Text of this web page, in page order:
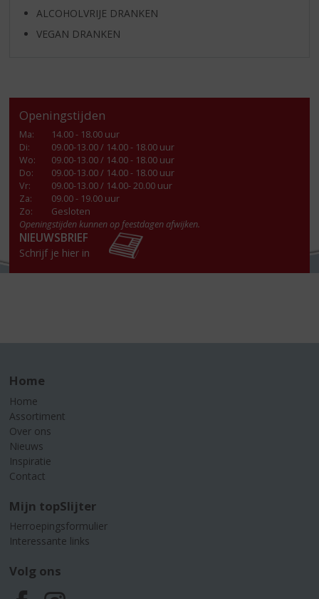
ALCOHOLVRIJE DRANKEN
VEGAN DRANKEN
Openingstijden
Ma:
14.00 - 18.00 uur
Di:
09.00-13.00 / 14.00 - 18.00 uur
Wo:
09.00-13.00 / 14.00 - 18.00 uur
Do:
09.00-13.00 / 14.00 - 18.00 uur
Vr:
09.00-13.00 / 14.00- 20.00 uur
Za:
09.00 - 19.00 uur
Zo:
Gesloten
Openingstijden kunnen op feestdagen afwijken.
NIEUWSBRIEF
Schrijf je hier in
Home
Home
Assortiment
Over ons
Nieuws
Inspiratie
Contact
Mijn topSlijter
Herroepingsformulier
Interessante links
Volg ons